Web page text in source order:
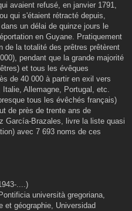
avaient refusé, en janvier 1791,
qui s'étaient rétracté depuis,
un délai de quinze jours le
en Guyane. Pratiquement
de la totalité des prêtres prêtèrent
pendant que la grande majorité
et tous les évêques
de 40 000 à partir en exil vers
Allemagne, Portugal, etc.
tous les évêchés français)
de près de trente ans de
García-Brazales, livre la liste quasi
avec 7 693 noms de ces
....)
università gregoriana,
et géographie, Universidad